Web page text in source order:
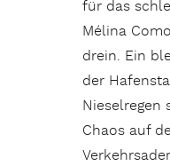
für das
Mélina
drein. Ein
der
Nieselregen
Chaos auf